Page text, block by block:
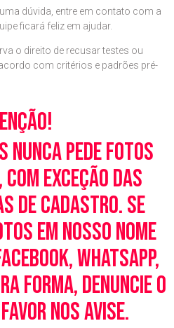
dúvida, entre em contato com a
ficará feliz em ajudar.
o direito de recusar testes ou
com critérios e padrões pré-
nunca pede fotos
exceção das
de cadastro. Se
em nosso nome
WhatsApp,
forma, denuncie o
nos avise.